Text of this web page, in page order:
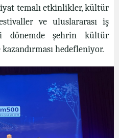
temalı etkinlikler, kültür
ve uluslararası iş
dönemde şehrin kültür
hedefleniyor.